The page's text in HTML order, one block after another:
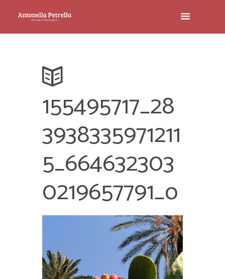
155495717_28
3938335971211
5_664632303
0219657791_o